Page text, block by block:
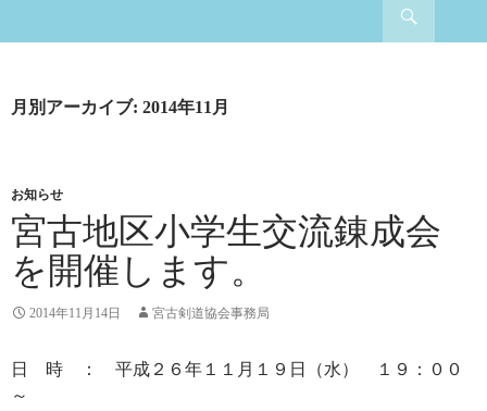
月別アーカイブ: 2014年11月
お知らせ
宮古地区小学生交流錬成会
を開催します。
2014年11月14日 宮古剣道協会事務局
日 時 ： 平成２６年１１月１９日（水） １９：００
～